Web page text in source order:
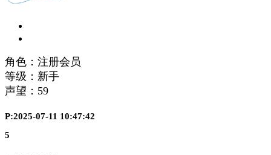
角色：注册会员
等级：新手
声望： 59
P:2025-07-11 10:47:42
5